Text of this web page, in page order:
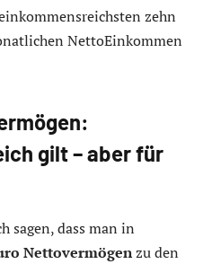
zehn
NettoEinkommen
gilt – aber für
sagen, dass man in
Nettovermögenzu den